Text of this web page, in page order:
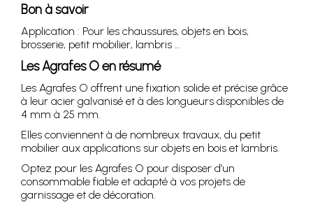
Bon à savoir
Application : Pour les chaussures, objets en bois,
brosserie, petit mobilier, lambris …
Les Agrafes O en résumé
Les Agrafes O offrent une fixation solide et précise grâce
à leur acier galvanisé et à des longueurs disponibles de
4 mm à 25 mm.
Elles conviennent à de nombreux travaux, du petit
mobilier aux applications sur objets en bois et lambris.
Optez pour les Agrafes O pour disposer d’un
consommable fiable et adapté à vos projets de
garnissage et de décoration.